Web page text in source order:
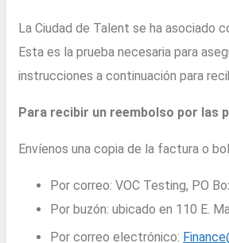
La Ciudad de Talent se ha asociado
Esta es la prueba necesaria para
instrucciones a continuación para
Para recibir un reembolso por las
Envíenos una copia de la factura o
Por correo: VOC Testing, PO
Por buzón: ubicado en 110 E.
Por correo electrónico: